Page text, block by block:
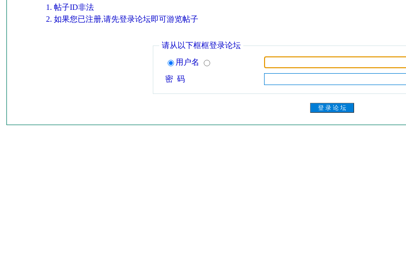
帖子ID非法
如果您已注册,请先登录论坛即可游览帖子
请从以下框框登录论坛
用户名
密 码